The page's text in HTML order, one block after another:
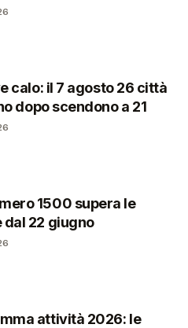
calo: il 7 agosto 26 città
dopo scendono a 21
1500 supera le
22 giugno
attività 2026: le